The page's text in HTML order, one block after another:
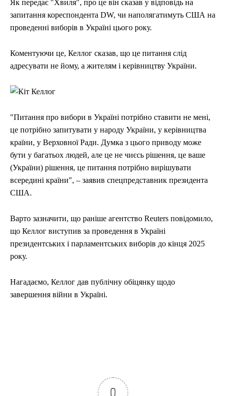
Як передає "Хвиля", про це він сказав у відповідь на
запитання кореспондента DW, чи наполягатимуть США на
проведенні виборів в Україні цього року.
Коментуючи це, Келлог сказав, що це питання слід
адресувати не йому, а жителям і керівництву України.
"Питання про вибори в Україні потрібно ставити не мені,
це потрібно запитувати у народу України, у керівництва
країни, у Верховної Ради. Думка з цього приводу може
бути у багатьох людей, але це не чиєсь рішення, це ваше
(України) рішення, це питання потрібно вирішувати
всередині країни", – заявив спецпредставник президента
США.
Варто зазначити, що раніше агентство Reuters повідомило,
що Келлог виступив за проведення в Україні
президентських і парламентських виборів до кінця 2025
року.
Нагадаємо, Келлог дав публічну обіцянку щодо
завершення війни в Україні.
0